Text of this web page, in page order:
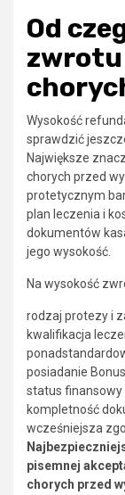
Od
zwrotu
Wysokość
sprawdzić
Największe
chorych przed
protetycznym
plan leczenia i
dokumentów
jego wysokość.
Na wysokość
rodzaj protezy i
kwalifikacja
posiadanie
status finansowy
kompletność
wcześniejsza
pisemnej
chorych przed